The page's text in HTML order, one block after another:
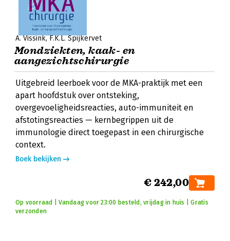
A. Vissink F.K.L. Spijkervet
Mondziekten, kaak- en
aangezichtschirurgie
Uitgebreid leerboek voor de MKA-praktijk met een
apart hoofdstuk over ontsteking,
overgevoeligheidsreacties, auto-immuniteit en
afstotingsreacties — kernbegrippen uit de
immunologie direct toegepast in een chirurgische
context.
Boek bekijken
€ 242,00
Op voorraad | Vandaag voor 23:00 besteld, vrijdag in huis | Gratis
verzonden